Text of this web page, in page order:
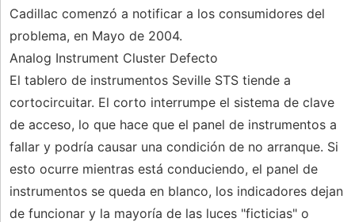
Cadillac comenzó a notificar a los consumidores del
problema, en Mayo de 2004.
Analog Instrument Cluster Defecto
El tablero de instrumentos Seville STS tiende a
cortocircuitar. El corto interrumpe el sistema de clave
de acceso, lo que hace que el panel de instrumentos a
fallar y podría causar una condición de no arranque. Si
esto ocurre mientras está conduciendo, el panel de
instrumentos se queda en blanco, los indicadores dejan
de funcionar y la mayoría de las luces "ficticias" o